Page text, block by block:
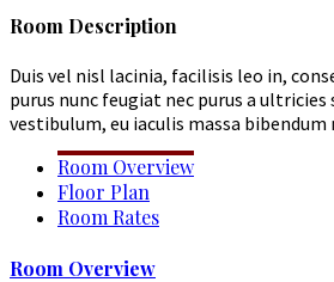
Room Description
Duis vel nisl lacinia, facilisis leo in,
purus nunc feugiat nec purus a
vestibulum, eu iaculis massa
Room Overview
Floor Plan
Room Rates
Room Overview